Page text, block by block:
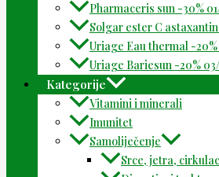
Pharmaceris sun -30%
Solgar ester C
Uriage Eau thermal -
Uriage Bariesun -20%
Kategorije
Vitamini i minerali
Imunitet
Samoliječenje
Srce, jetra,